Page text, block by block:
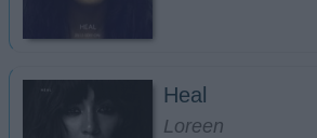
Heal
Loreen